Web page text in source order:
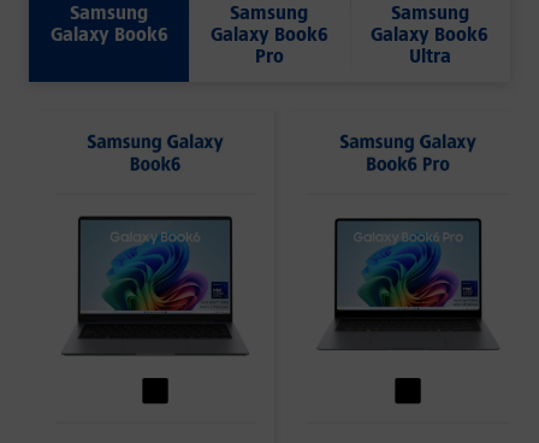
Samsung
Galaxy Book6
Samsung
Galaxy Book6
Pro
Samsung
Galaxy Book6
Ultra